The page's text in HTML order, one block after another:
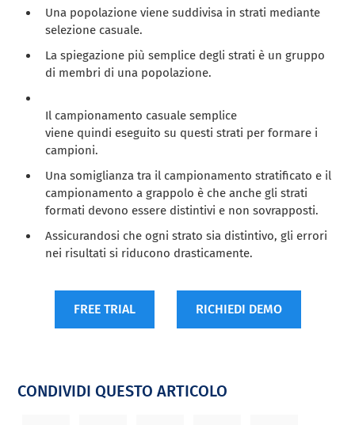
Una popolazione viene suddivisa in strati mediante
selezione casuale.
La spiegazione più semplice degli strati è un gruppo
di membri di una popolazione.
Il campionamento casuale semplice
viene quindi eseguito su questi strati per formare i
campioni.
Una somiglianza tra il campionamento stratificato e il
campionamento a grappolo è che anche gli strati
formati devono essere distintivi e non sovrapposti.
Assicurandosi che ogni strato sia distintivo, gli errori
nei risultati si riducono drasticamente.
FREE TRIAL RICHIEDI DEMO
CONDIVIDI QUESTO ARTICOLO